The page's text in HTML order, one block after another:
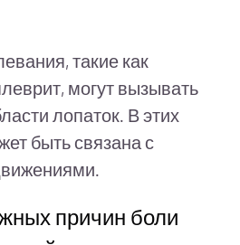
такие как
могут вызывать
лопаток. В этих
быть связана с
причин боли